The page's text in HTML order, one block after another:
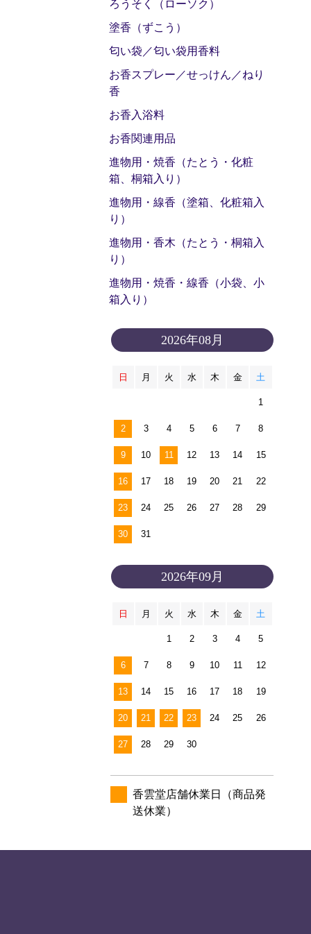
ろうそく（ローソク）
塗香（ずこう）
匂い袋／匂い袋用香料
お香スプレー／せっけん／ねり
香
お香入浴料
お香関連用品
進物用・焼香（たとう・化粧
箱、桐箱入り）
進物用・線香（塗箱、化粧箱入
り）
進物用・香木（たとう・桐箱入
り）
進物用・焼香・線香（小袋、小
箱入り）
2026年08月
日 月 火 水 木 金 土
1
2 3 4 5 6 7 8
9 10 11 12 13 14 15
16 17 18 19 20 21 22
23 24 25 26 27 28 29
30 31
2026年09月
日 月 火 水 木 金 土
1 2 3 4 5
6 7 8 9 10 11 12
13 14 15 16 17 18 19
20 21 22 23 24 25 26
27 28 29 30
香雲堂店舗休業日（商品発
送休業）